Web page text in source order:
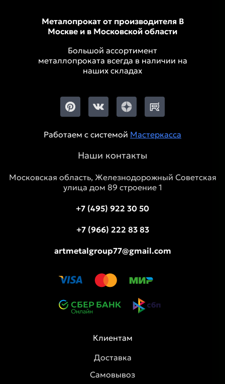
Металопрокат от производителя В
Москве и в Московской области
Большой ассортимент
металлопроката всегда в наличии на
наших складах
Работаем с системой Мастеркасса
Наши контакты
Московская область, Железнодорожный Советская
улица дом 89 строение 1
+7 (495) 922 30 50
+7 (966) 222 83 83
artmetalgroup77@gmail.com
Клиентам
Доставка
Самовывоз